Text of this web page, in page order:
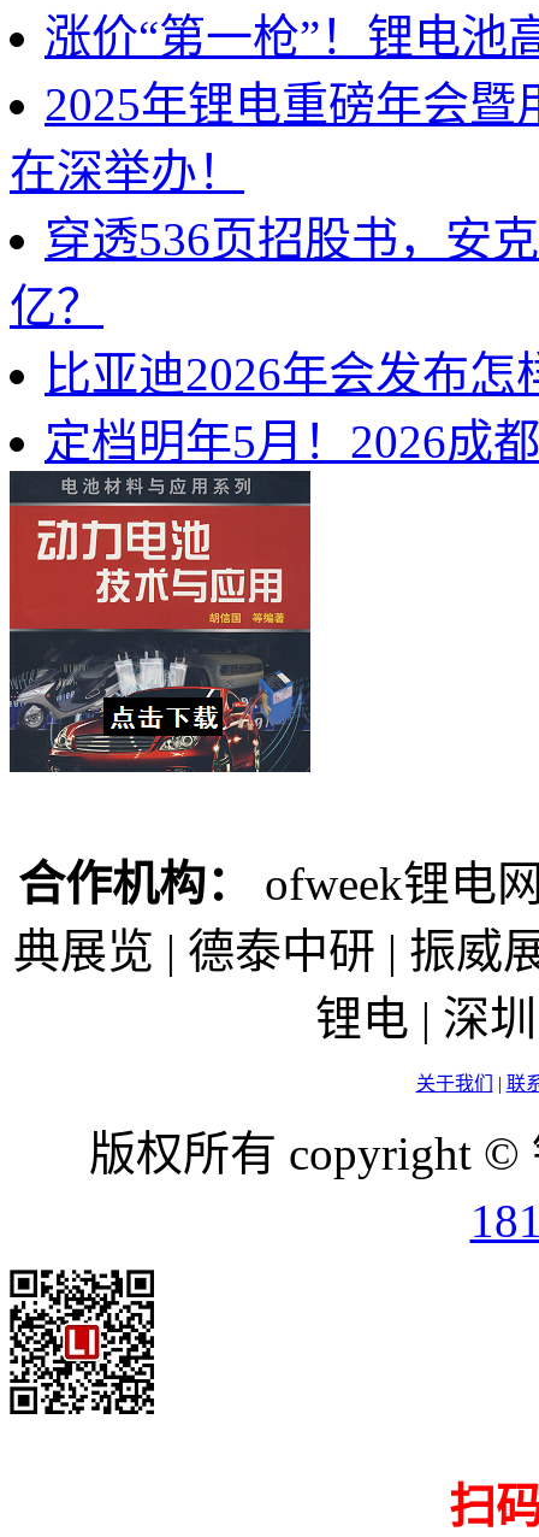
涨价“第一枪”！锂电池
2025年锂电重磅年会
在深举办！
穿透536页招股书，安
亿？
比亚迪2026年会发布
定档明年5月！2026成
合作机构：
ofweek锂电
典展览 | 德泰中研 | 振威
锂电 | 深
关于我们 | 联
版权所有 copyright
扫